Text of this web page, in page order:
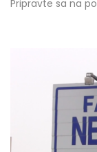
Pripravte sa na